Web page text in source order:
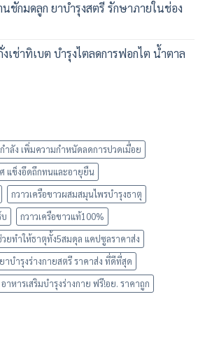
ชักมดลูก ยาบำรุงสตรี รักษาภายในช่อง
เช่าทิเบต บำรุงไตลดการฟอกไต น้ำตาล
ลัง เพิ่มความกำหนัดลดการปวดเมื่อย
แข็งอึดถึกทนและอายุยืน
กวาวเครือขาวผสมสมุนไพรบำรุงธาตุ
กวาวเครือขาวแท้100%
ยทำให้ธาตุทั้ง5สมดุล แคปซูลราคาส่ง
บำรุงร่างกายสตรี ราคาส่ง ที่ดีที่สุด
าหารเสริมบำรุงร่างกาย ฟรี!อย. ราคาถูก